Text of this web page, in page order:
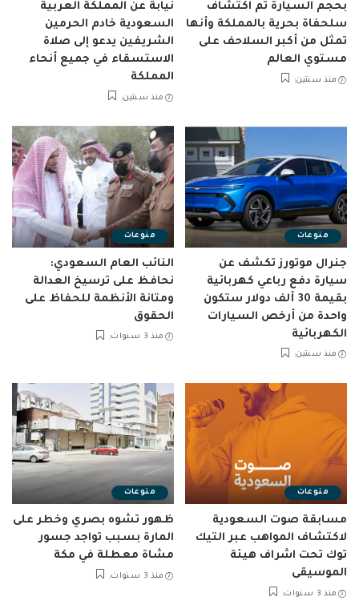
بحجم السيارة تم اكتشاف
سلحفاة بحرية بالمملكة وأنها
تمثل من أكبر السلاحف على
مستوي العالم
منذ سنتين
نيابة عن المملكة العربية
السعودية خادم الحرمين
الشريفين يدعو إلى صلاة
الاستسقاء في جميع أنحاء
المملكة
منذ سنتين
منوعات
جنرال موتورز تكشف عن
سيارة دفع رباعي كهربائية
بقيمة 30 ألف دولار ستكون
واحدة من أرخص السيارات
الكهربائية
منذ سنتين
منوعات
النائب العام السعودي:
نحافظ على ترسيخ العدالة
ومتانة الأنظمة للحفاظ على
الحقوق
منذ 3 سنوات
منوعات
مسابقة صوت السعودية
لاكتشاف المواهب عبر التيك
توك تحت اشراف هيئة
الموسيقى
منذ 3 سنوات
منوعات
ظهور تشوه بصري وخطر على
المارة بسبب تواجد جسور
مشاة معطلة في مكة
منذ 3 سنوات